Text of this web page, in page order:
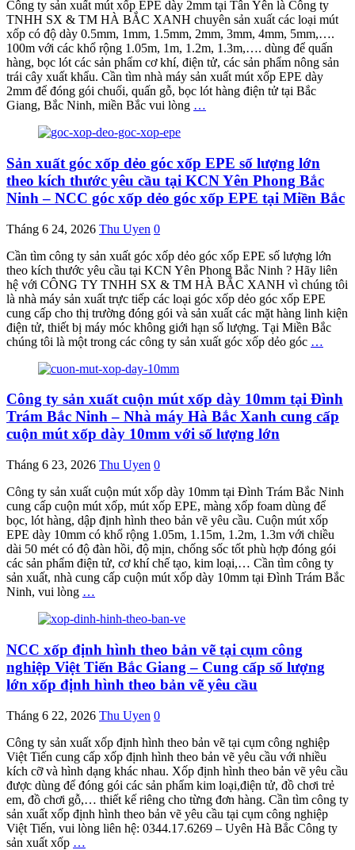
Công ty sản xuất mút xốp EPE dày 2mm tại Tân Yên là Công ty
TNHH SX & TM HÀ BẮC XANH chuyên sản xuất các loại mút
xốp có độ dày 0.5mm, 1mm, 1.5mm, 2mm, 3mm, 4mm, 5mm,….
100m với các khổ rộng 1.05m, 1m, 1.2m, 1.3m,…. dùng để quấn
hàng, bọc lót các sản phẩm cơ khí, điện tử, các sản phẩm nông sản
trái cây xuất khẩu. Cần tìm nhà máy sản xuất mút xốp EPE dày
2mm để đóng gói chuối, quấn gỗ, bọc lót hàng điện tử tại Bắc
Giang, Bắc Ninh, miền Bắc vui lòng …
Sản xuất góc xốp dẻo góc xốp EPE số lượng lớn
theo kích thước yêu cầu tại KCN Yên Phong Bắc
Ninh – NCC góc xốp dẻo góc xốp EPE tại Miền Bắc
Tháng 6 24, 2026 Thu Uyen 0
Cần tìm công ty sản xuất góc xốp dẻo góc xốp EPE số lượng lớn
theo kích thước yêu cầu tại KCN Yên Phong Bắc Ninh ? Hãy liên
hệ với CÔNG TY TNHH SX & TM HÀ BẮC XANH vì chúng tôi
là nhà máy sản xuất trực tiếp các loại góc xốp dẻo góc xốp EPE
cung cấp cho thị trường đóng gói và sản xuất các mặt hàng linh kiện
điện tử, thiết bị máy móc không giới hạn số lượng. Tại Miền Bắc
chúng tôi là một trong các công ty sản xuất góc xốp dẻo góc …
Công ty sản xuất cuộn mút xốp dày 10mm tại Đình
Trám Bắc Ninh – Nhà máy Hà Bắc Xanh cung cấp
cuộn mút xốp dày 10mm với số lượng lớn
Tháng 6 23, 2026 Thu Uyen 0
Công ty sản xuất cuộn mút xốp dày 10mm tại Đình Trám Bắc Ninh
cung cấp cuộn mút xốp, mút xốp EPE, màng xốp foam dùng để
bọc, lót hàng, dập định hình theo bản vẽ yêu cầu. Cuộn mút xốp
EPE dày 10mm có khổ rộng 1.05m, 1.15m, 1.2m, 1.3m với chiều
dài 50 mét có độ đàn hồi, độ mịn, chống sốc tốt phù hợp đóng gói
các sản phẩm điện tử, cơ khí chế tạo, kim loại,… Cần tìm công ty
sản xuất, nhà cung cấp cuộn mút xốp dày 10mm tại Đình Trám Bắc
Ninh, vui lòng …
NCC xốp định hình theo bản vẽ tại cụm công
nghiệp Việt Tiến Bắc Giang – Cung cấp số lượng
lớn xốp định hình theo bản vẽ yêu cầu
Tháng 6 22, 2026 Thu Uyen 0
Công ty sản xuất xốp định hình theo bản vẽ tại cụm công nghiệp
Việt Tiến cung cấp xốp định hình theo bản vẽ yêu cầu với nhiều
kích cỡ và hình dạng khác nhau. Xốp định hình theo bản vẽ yêu cầu
được dùng để đóng gói các sản phẩm kim loại,điện tử, đồ chơi trẻ
em, đồ chơi gỗ,… thiết kế riêng cho từng đơn hàng. Cần tìm công ty
sản xuất xốp định hình theo bản vẽ yêu cầu tại cụm công nghiệp
Việt Tiến, vui lòng liên hệ: 0344.17.6269 – Uyên Hà Bắc Công ty
sản xuất xốp …